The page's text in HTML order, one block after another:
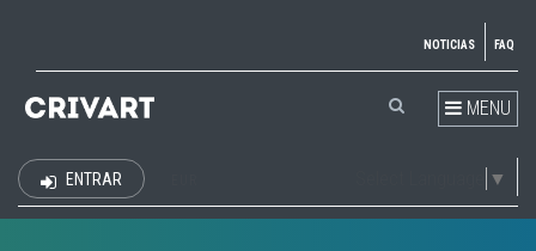
NOTICIAS FAQ
MENU
▼
ENTRAR